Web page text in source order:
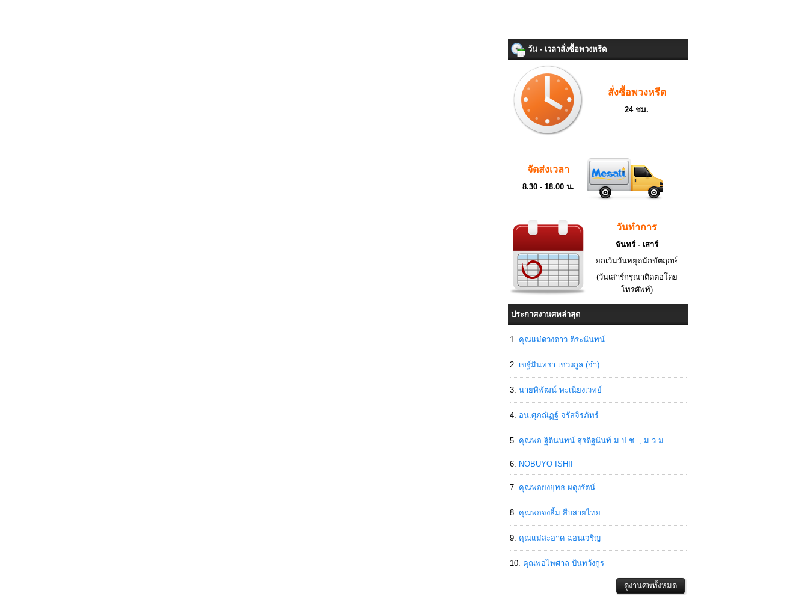
วัน - เวลาสั่งซื้อพวงหรีด
สั่งซื้อพวงหรีด
24 ชม.
จัดส่งเวลา
8.30 - 18.00 น.
วันทำการ
จันทร์ - เสาร์
ยกเว้นวันหยุดนักขัตฤกษ์
(วันเสาร์กรุณาติดต่อโดย
โทรศัพท์)
ประกาศงานศพล่าสุด
คุณแม่ดวงดาว ตีระนันทน์
เขฐ์มินทรา เชวงกูล (จ๋า)
นายพิพัฒน์ พะเนียงเวทย์
อน.ศุภณัฏฐ์ จรัสจิรภัทร์
คุณพ่อ ฐิตินนทน์ สุรดิฐนันท์ ม.ป.ช. , ม.ว.ม.
NOBUYO ISHII
คุณพ่อยงยุทธ ผดุงรัตน์
คุณพ่อจงลิ้ม สืบสายไทย
คุณแม่สะอาด ฉ่อนเจริญ
คุณพ่อไพศาล ปันทวังกูร